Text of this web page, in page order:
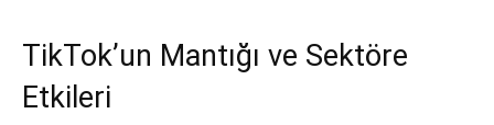
TikTok’un Mantığı ve Sektöre
Etkileri